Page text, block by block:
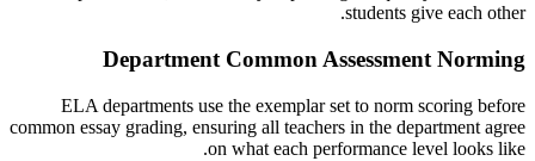
students give each other.
Department Common Assessment Norming
ELA departments use the exemplar set to norm scoring before
common essay grading, ensuring all teachers in the department agree
on what each performance level looks like.